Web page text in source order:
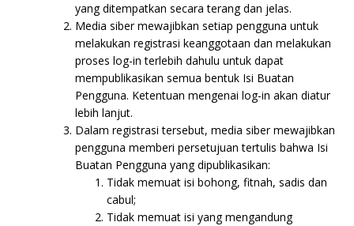
yang ditempatkan secara terang dan jelas.
Media siber mewajibkan setiap pengguna untuk
melakukan registrasi keanggotaan dan melakukan
proses log-in terlebih dahulu untuk dapat
mempublikasikan semua bentuk Isi Buatan
Pengguna. Ketentuan mengenai log-in akan diatur
lebih lanjut.
Dalam registrasi tersebut, media siber mewajibkan
pengguna memberi persetujuan tertulis bahwa Isi
Buatan Pengguna yang dipublikasikan:
Tidak memuat isi bohong, fitnah, sadis dan
cabul;
Tidak memuat isi yang mengandung